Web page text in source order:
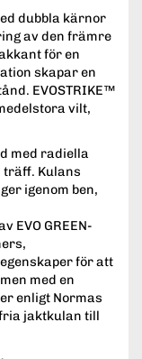
dubbla kärnor
av den främre
för en
skapar en
EVOSTRIKE™
vilt,
med radiella
träff. Kulans
igenom ben,
EVO GREEN-
för att
med en
enligt Normas
jaktkulan till